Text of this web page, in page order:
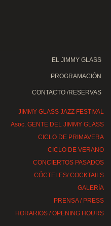
EL JIMMY GLASS
PROGRAMACIÓN
CONTACTO /RESERVAS
JIMMY GLASS JAZZ FESTIVAL
Asoc. GENTE DEL JIMMY GLASS
CICLO DE PRIMAVERA
CICLO DE VERANO
CONCIERTOS PASADOS
CÓCTELES/ COCKTAILS
GALERÍA
PRENSA / PRESS
HORARIOS / OPENING HOURS